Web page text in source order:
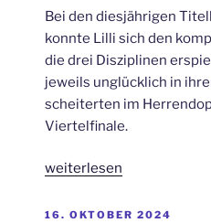
in
der
Thüringenliga“
Bei den diesjährigen
konnte Lilli sich den
die drei Disziplinen
jeweils unglücklich in
scheiterten im
Viertelfinale.
„Kompletter
zur
weiterlesen
VERÖFFENTLICHT
16. OKTOBER 2024